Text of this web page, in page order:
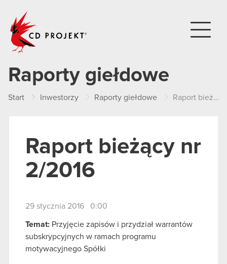
Raporty giełdowe
Start Inwestorzy Raporty giełdowe Raport bieżący nr 2/2016
Raport bieżący nr
2/2016
29 stycznia 2016 0:00
Temat: Przyjęcie zapisów i przydział warrantów
subskrypcyjnych w ramach programu
motywacyjnego Spółki